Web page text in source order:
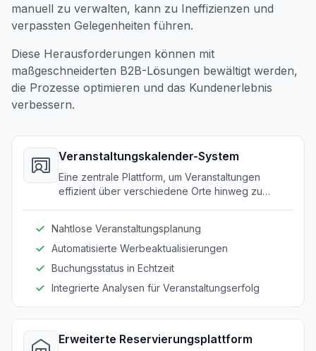
manuell zu verwalten, kann zu Ineffizienzen und
verpassten Gelegenheiten führen.
Diese Herausforderungen können mit
maßgeschneiderten B2B-Lösungen bewältigt werden,
die Prozesse optimieren und das Kundenerlebnis
verbessern.
Veranstaltungskalender-System
Eine zentrale Plattform, um Veranstaltungen
effizient über verschiedene Orte hinweg zu
Nahtlose Veranstaltungsplanung
Automatisierte Werbeaktualisierungen
Buchungsstatus in Echtzeit
Integrierte Analysen für Veranstaltungserfolg
Erweiterte Reservierungsplattform